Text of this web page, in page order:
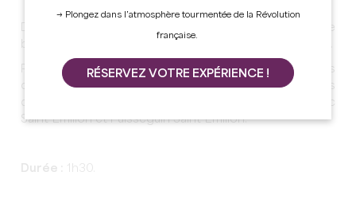
Présentation de Saint-Emilion : l'histoire, les terroirs, les
cépages, les appellations, le classement, les principes
Saint-Emilion et Puisseguin Saint-Emilion.
Durée : 1h30.
→ Plongez dans l’atmosphère tourmentée de la Révolution
française.
RÉSERVEZ VOTRE EXPÉRIENCE !